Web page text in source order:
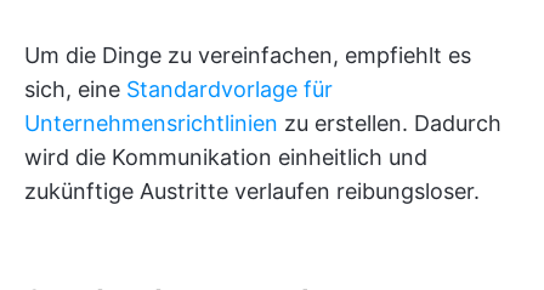
Um die Dinge zu vereinfachen, empfiehlt es
sich, eine Standardvorlage für
Unternehmensrichtlinien zu erstellen. Dadurch
wird die Kommunikation einheitlich und
zukünftige Austritte verlaufen reibungsloser.